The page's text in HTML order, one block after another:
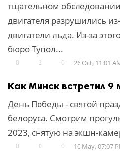
тщательном
двигателя разрушились
двигатели льда. Из-за
бюро Тупол...
0 2 0 26 Oct, 11:01
Как Минск встретил
День Победы - святой
белоруса. Смотрим
2023, снятую на экшн-
0 0 0 10 May, 07:07